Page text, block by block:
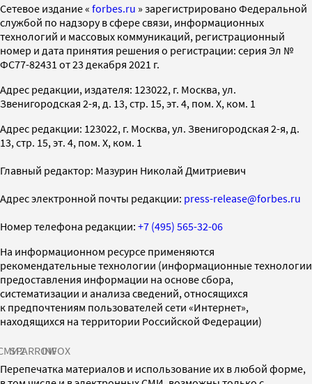
Cетевое издание « forbes.ru » зарегистрировано Федеральной
службой по надзору в сфере связи, информационных
технологий и массовых коммуникаций, регистрационный
номер и дата принятия решения о регистрации: серия Эл №
ФС77-82431 от 23 декабря 2021 г.
Адрес редакции, издателя: 123022, г. Москва, ул.
Звенигородская 2-я, д. 13, стр. 15, эт. 4, пом. X, ком. 1
Адрес редакции: 123022, г. Москва, ул. Звенигородская 2-я, д.
13, стр. 15, эт. 4, пом. X, ком. 1
Главный редактор: Мазурин Николай Дмитриевич
Адрес электронной почты редакции: press-release@forbes.ru
Номер телефона редакции: +7 (495) 565-32-06
На информационном ресурсе применяются
рекомендательные технологии (информационные технологии
предоставления информации на основе сбора,
систематизации и анализа сведений, относящихся
к предпочтениям пользователей сети «Интернет»,
находящихся на территории Российской Федерации)
SPARROWINFOX
Перепечатка материалов и использование их в любой форме,